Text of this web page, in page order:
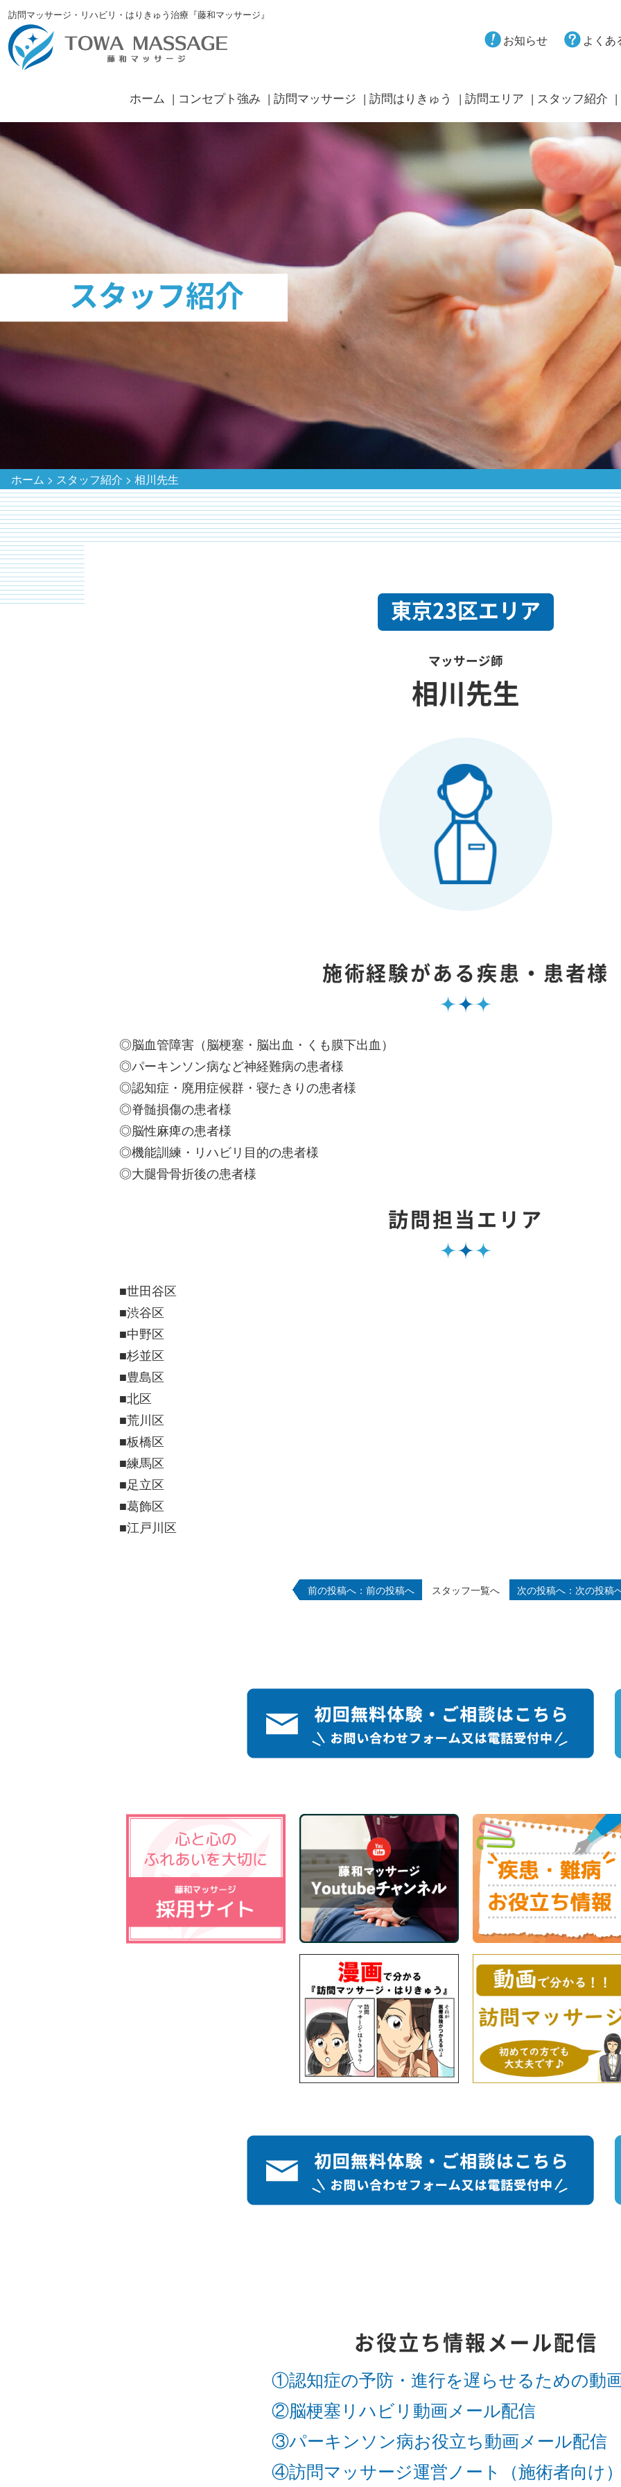
訪問マッサージ・リハビリ・はりきゅう治療『藤和マッサージ』
お知らせ よくあ
ホーム コンセプト強み 訪問マッサージ 訪問はりきゅう 訪問エリア スタッフ紹介
スタッフ紹介
ホーム > スタッフ紹介 > 相川先生
東京23区エリア
マッサージ師
相川先生
施術経験がある疾患・患者様
◎脳血管障害（脳梗塞・脳出血・くも膜下出血）
◎パーキンソン病など神経難病の患者様
◎認知症・廃用症候群・寝たきりの患者様
◎脊髄損傷の患者様
◎脳性麻痺の患者様
◎機能訓練・リハビリ目的の患者様
◎大腿骨骨折後の患者様
訪問担当エリア
■世田谷区
■渋谷区
■中野区
■杉並区
■豊島区
■北区
■荒川区
■板橋区
■練馬区
■足立区
■葛飾区
■江戸川区
前の投稿へ スタッフ一覧へ 次の投稿
お役立ち情報メール配信
①認知症の予防・進行を遅らせるための動
②脳梗塞リハビリ動画メール配信
③パーキンソン病お役立ち動画メール配信
④訪問マッサージ運営ノート（施術者向け